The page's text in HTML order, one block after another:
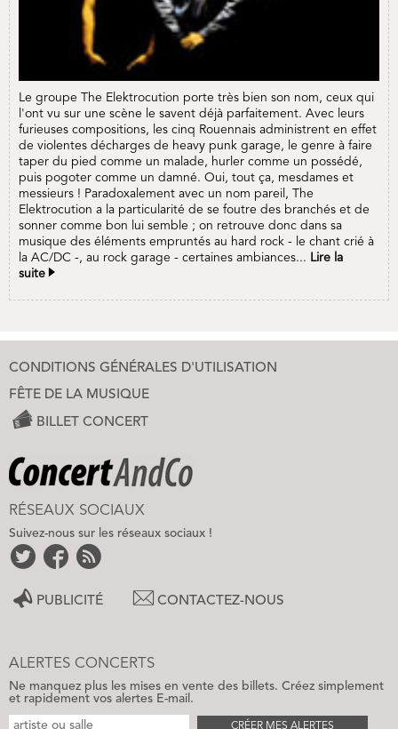
Le groupe The Elektrocution porte très bien son nom, ceux qui
l'ont vu sur une scène le savent déjà parfaitement. Avec leurs
furieuses compositions, les cinq Rouennais administrent en effet
de violentes décharges de heavy punk garage, le genre à faire
taper du pied comme un malade, hurler comme un possédé,
puis pogoter comme un damné. Oui, tout ça, mesdames et
messieurs ! Paradoxalement avec un nom pareil, The
Elektrocution a la particularité de se foutre des branchés et de
sonner comme bon lui semble ; on retrouve donc dans sa
musique des éléments empruntés au hard rock - le chant crié à
la AC/DC -, au rock garage - certaines ambiances... Lire la
suite
CONDITIONS GÉNÉRALES D'UTILISATION
FÊTE DE LA MUSIQUE
BILLET CONCERT
RÉSEAUX SOCIAUX
Suivez-nous sur les réseaux sociaux !
PUBLICITÉ CONTACTEZ-NOUS
ALERTES CONCERTS
Ne manquez plus les mises en vente des billets. Créez simplement
et rapidement vos alertes E-mail.
CRÉER MES ALERTES